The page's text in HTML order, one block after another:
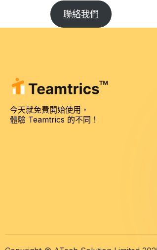
聯絡我們
今天就免費開始使用，
體驗 Teamtrics 的不同！